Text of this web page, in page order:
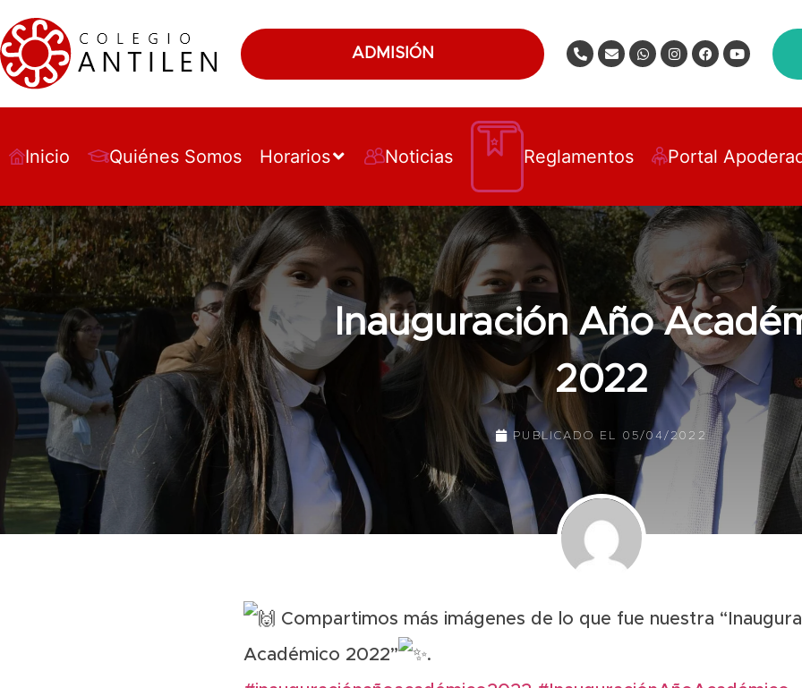
ADMISIÓN
Inicio Quiénes Somos Horarios Noticias Reglamentos Portal
Inauguración Año
2022
PUBLICADO EL 05/04/2022
Compartimos más imágenes de lo que fue nuestra
Académico 2022”
.